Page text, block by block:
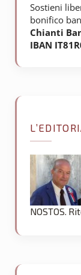
Sostieni
bonifico
Chianti
IBAN
NOSTOS.